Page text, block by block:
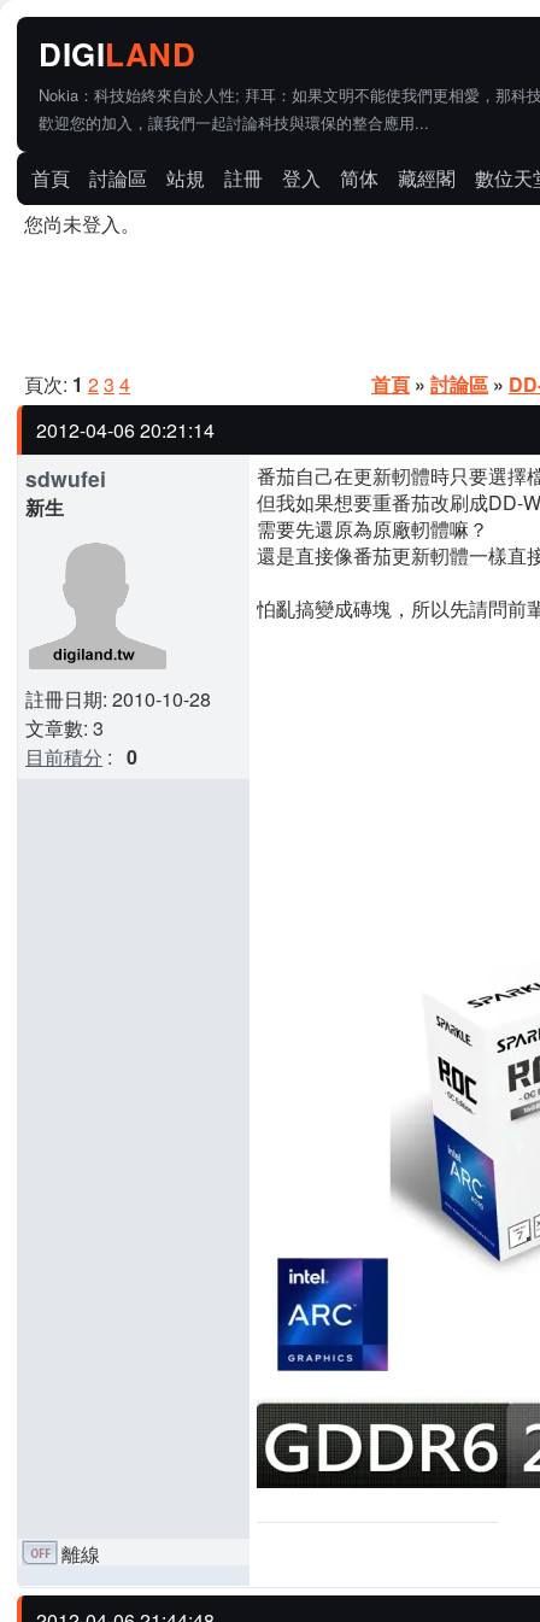
Nokia：科技始終來自於人性; 拜耳：如果文明不能使我們更相愛，那科
歡迎您的加入，讓我們一起討論科技與環保的整合應用...
首頁 討論區 站規 註冊 登入 简体 藏經閣 數位天
您尚未登入。
頁次: 1 23 4 首頁 » 討論區 »
2012-04-06 20:21:14
sdwufei
新生
註冊日期: 2010-10-28
文章數: 3
目前積分 : 0
番茄自己在更新軔體時只要選擇
但我如果想要重番茄改刷成DD-
需要先還原為原廠軔體嘛？
還是直接像番茄更新軔體一樣直
怕亂搞變成磚塊，所以先請問前輩
離線